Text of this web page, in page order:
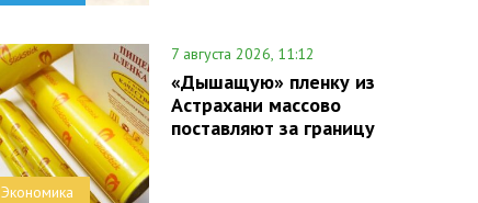
Экономика
7 августа 2026, 11:12
«Дышащую» пленку из
Астрахани массово
поставляют за границу